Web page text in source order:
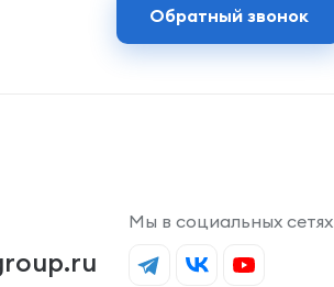
Обратный звонок
Мы в социальных сетях